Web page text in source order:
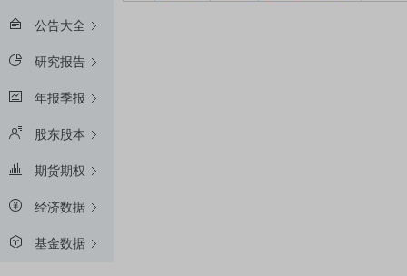
公告大全
研究报告
年报季报
股东股本
期货期权
经济数据
基金数据